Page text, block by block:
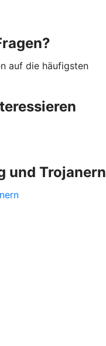
auf die häufigsten
und Trojanern